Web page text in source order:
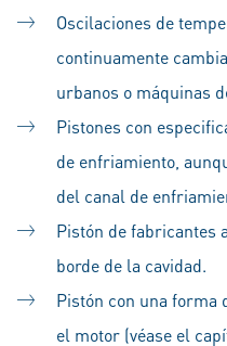
Oscilaciones de
continuamente
urbanos o máquinas
Pistones con
de enfriamiento,
del canal de
Pistón de fabricantes
borde de la cavidad.
Pistón con una forma
el motor (véase el